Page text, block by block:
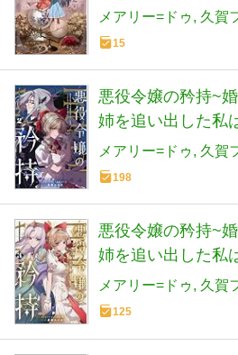
ノベル)
メアリー=ドゥ 久賀
15
悪役令嬢の矜持~
姉を追い出した私
破滅するようです
ンガンコミックス
メアリー=ドゥ 久賀
198
悪役令嬢の矜持~
姉を追い出した私
破滅するようです
ンガンコミックス
メアリー=ドゥ 久賀
125